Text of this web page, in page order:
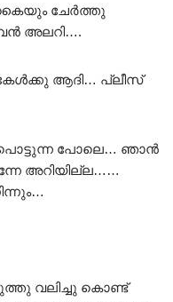
ചേർത്തു
അലറി….
ആദി… പ്ലീസ്
പോലെ… ഞാൻ
അറിയില്ല……
വലിച്ചു കൊണ്ട്